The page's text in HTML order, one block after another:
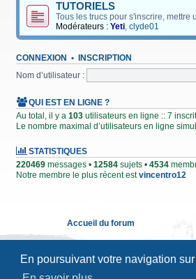
En poursuivant votre navigation
TUTORIELS
Tous les trucs pour s'inscrire,
Modérateurs : Yeti, clyde01
CONNEXION • INSCRIPTION
Nom d’utilisateur :
QUI EST EN LIGNE ?
Au total, il y a 103 utilisateurs en ligne :: 7
Le nombre maximal d’utilisateurs en ligne
STATISTIQUES
220469 messages • 12584 sujets • 4534
Notre membre le plus récent estvincentro12
Accueil du forum